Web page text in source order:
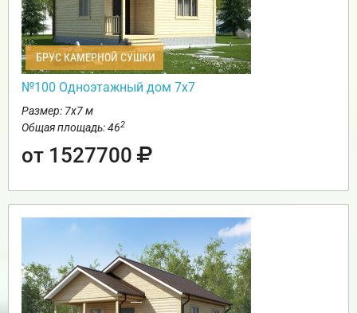
БРУС КАМЕРНОЙ СУШКИ
№100 Одноэтажный дом 7х7
Размер: 7х7 м
Общая площадь: 462
от 1527700